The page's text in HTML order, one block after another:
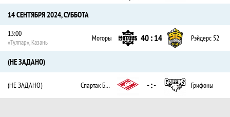
14 СЕНТЯБРЯ 2024, СУББОТА
13:00
«Тулпар», Казань Моторы 40 : 14 Рэйдерс 52
(НЕ ЗАДАНО)
(НЕ ЗАДАНО) Спартак Брянск - : - Грифоны